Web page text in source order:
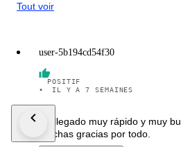
Tout voir
user-5b194cd54f30
POSITIF
•
IL Y A 7 SEMAINES
Ha llegado muy rápido y muy
Muchas gracias por todo.